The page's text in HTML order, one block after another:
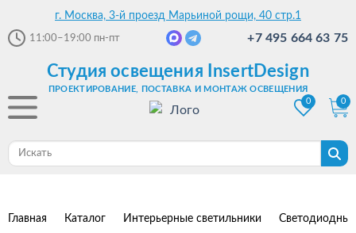
г. Москва, 3-й проезд Марьиной рощи, 40 стр.1
11:00–19:00 пн-пт +7 495 664 63 75
Студия освещения InsertDesign
ПРОЕКТИРОВАНИЕ, ПОСТАВКА И МОНТАЖ ОСВЕЩЕНИЯ
0
0
Главная Каталог Интерьерные светильники